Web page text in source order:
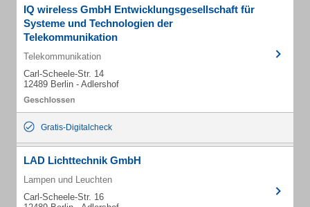
IQ wireless GmbH Entwicklungsgesellschaft für
Systeme und Technologien der
Telekommunikation
Telekommunikation
Carl-Scheele-Str. 14
12489 Berlin - Adlershof
Gratis-Digitalcheck
LAD Lichttechnik GmbH
Lampen und Leuchten
Carl-Scheele-Str. 16